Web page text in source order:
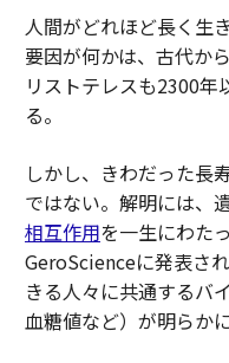
人間がどれほど長く生
要因が何かは、古代か
リストテレスも2300年
る。
しかし、きわだった長
ではない。解明には、
相互作用を一生にわた
GeroScienceに発表さ
きる人々に共通するバ
血糖値など）が明らか